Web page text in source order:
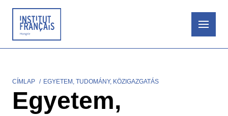
tartalomra
Morzsa
CÍMLAP EGYETEM, TUDOMÁNY, KÖZIGAZGATÁS
Egyetem,